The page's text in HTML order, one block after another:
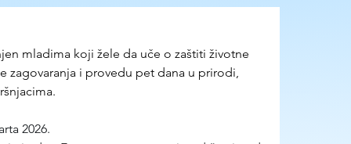
mladima koji žele da uče o zaštiti životne
zagovaranja i provedu pet dana u prirodi,
2026.